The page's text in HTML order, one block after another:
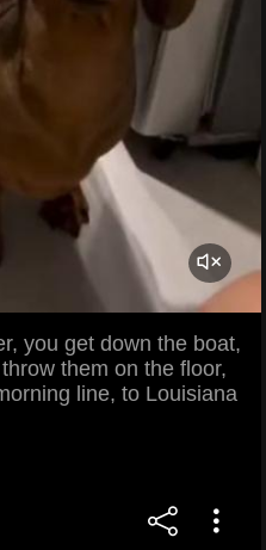
you get down the boat,
them on the floor,
line, to Louisiana